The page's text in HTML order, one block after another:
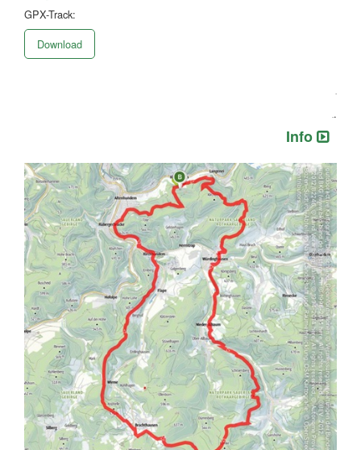
GPX-Track:
Download
.
Info